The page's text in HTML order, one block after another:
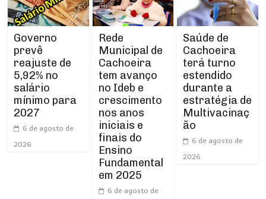
Governo
prevê
reajuste de
5,92% no
salário
mínimo para
2027
6 de agosto de
2026
Rede
Municipal de
Cachoeira
tem avanço
no Ideb e
crescimento
nos anos
iniciais e
finais do
Ensino
Fundamental
em 2025
6 de agosto de
Saúde de
Cachoeira
terá turno
estendido
durante a
estratégia de
Multivacinaç
ão
6 de agosto de
2026